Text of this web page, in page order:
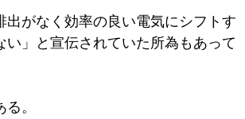
がなく効率の良い電気にシフトす
」と宣伝されていた所為もあって
。